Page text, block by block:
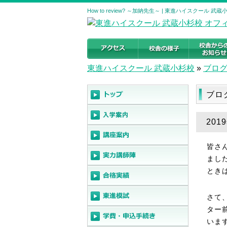
How to review? ～加納先生～ | 東進ハイスクール 武蔵
東進ハイスクール 武蔵小杉校 » ブログ
ブロ
皆さ
まし
とき
さて
ター
いま